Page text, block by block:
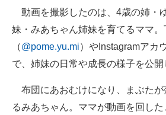
好きが集まる 比べて選べる
ビジネスと働き方のヒント
AI活用のいまが分かる
経営リーダーのコミュニティ
動画を撮影したのは、4歳の姉・
妹・みあちゃん姉妹を育てるママ。
（@pome.yu.mi）やInstagramアカ
で、姉妹の日常や成長の様子を公開
布団にあおむけになり、まぶたが
るみあちゃん。ママが動画を回し